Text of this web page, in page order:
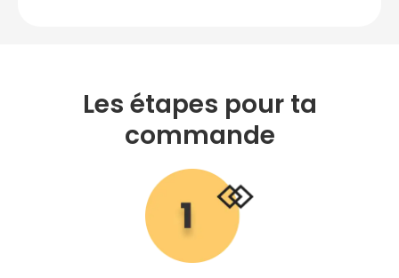
Les étapes pour ta
commande